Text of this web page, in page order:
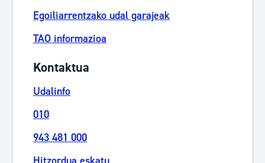
Egoiliarrentzako udal garajeak
TAO informazioa
Kontaktua
Udalinfo
010
943 481 000